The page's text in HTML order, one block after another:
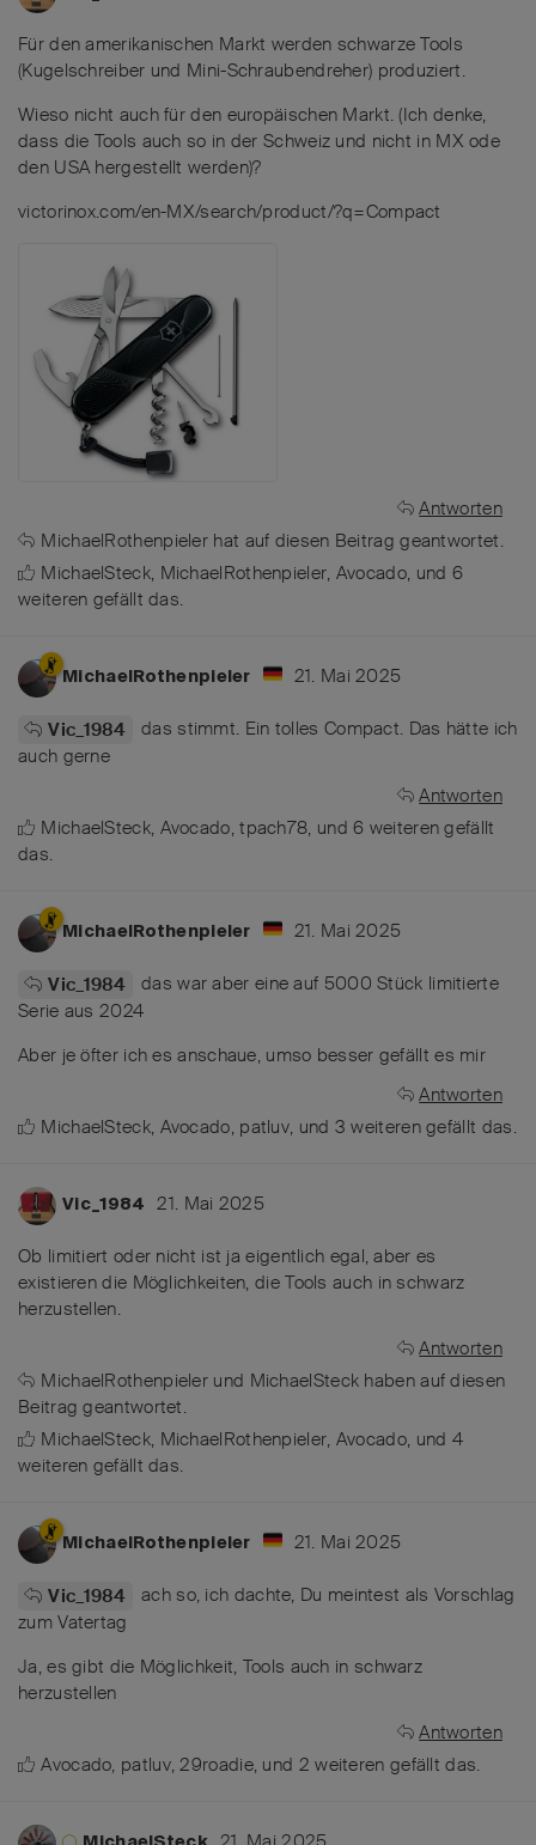
Für den amerikanischen Markt werden schwarze Tools
(Kugelschreiber und Mini-Schraubendreher) produziert.
Wieso nicht auch für den europäischen Markt. (Ich denke,
dass die Tools auch so in der Schweiz und nicht in MX ode
den USA hergestellt werden)?
victorinox.com/en-MX/search/product/?q=Compact
Antworten
MichaelRothenpieler hat auf diesen Beitrag geantwortet.
MichaelSteck, MichaelRothenpieler, Avocado, und 6
weiteren gefällt das.
MichaelRothenpieler 21. Mai 2025
Vic_1984
das stimmt. Ein tolles Compact. Das hätte ich
auch gerne
Antworten
MichaelSteck, Avocado,tpach78, und6 weiteren gefällt
das.
MichaelRothenpieler 21. Mai 2025
Vic_1984
das war aber eine auf 5000 Stück limitierte
Serie aus 2024
Aber je öfter ich es anschaue, umso besser gefällt es mir
Antworten
MichaelSteck, Avocado, patluv, und 3 weiterengefällt das.
Vic_1984 21. Mai 2025
Ob limitiert oder nicht ist ja eigentlich egal, aber es
existieren die Möglichkeiten, die Tools auch in schwarz
herzustellen.
Antworten
MichaelRothenpieler und MichaelSteck habenauf diesen
Beitrag geantwortet.
MichaelSteck, MichaelRothenpieler, Avocado, und 4
weiteren gefällt das.
MichaelRothenpieler 21. Mai 2025
Vic_1984
ach so, ich dachte, Du meintest als Vorschlag
zum Vatertag
Ja, es gibt die Möglichkeit, Tools auch in schwarz
herzustellen
Antworten
Avocado, patluv,29roadie, und 2 weiteren gefällt das.